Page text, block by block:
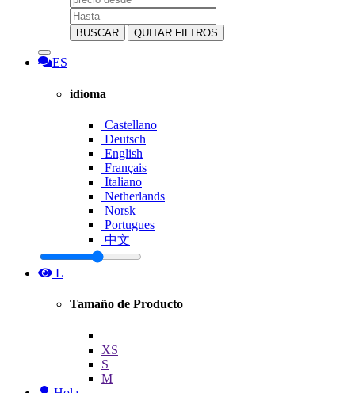
BUSCAR QUITAR FILTROS
ES
idioma
Castellano
Deutsch
English
Français
Italiano
Netherlands
Norsk
Portugues
中文
L
Tamaño de Producto
XS
S
M